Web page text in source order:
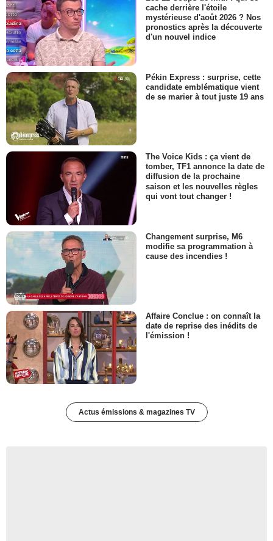
cache derrière l'étoile
mystérieuse d'août 2026 ? Nos
pronostics après la découverte
d'un nouvel indice
Pékin Express : surprise, cette
candidate emblématique vient
de se marier à tout juste 19 ans
The Voice Kids : ça vient de
tomber, TF1 annonce la date de
diffusion de la prochaine
saison et les nouvelles règles
qui vont tout changer !
Changement surprise, M6
modifie sa programmation à
cause des incendies !
Affaire Conclue : on connaît la
date de reprise des inédits de
l'émission !
Actus émissions & magazines TV